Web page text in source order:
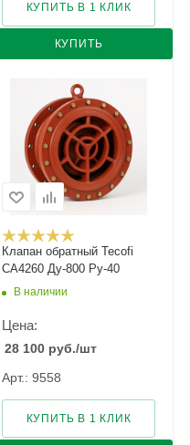
КУПИТЬ
КУПИТЬ В 1 КЛИК
Клапан обратный Tecofi
CA4260 Ду-800 Ру-40
В наличии
Цена:
28 100 руб./шт
Арт.: 9558
КУПИТЬ В 1 КЛИК